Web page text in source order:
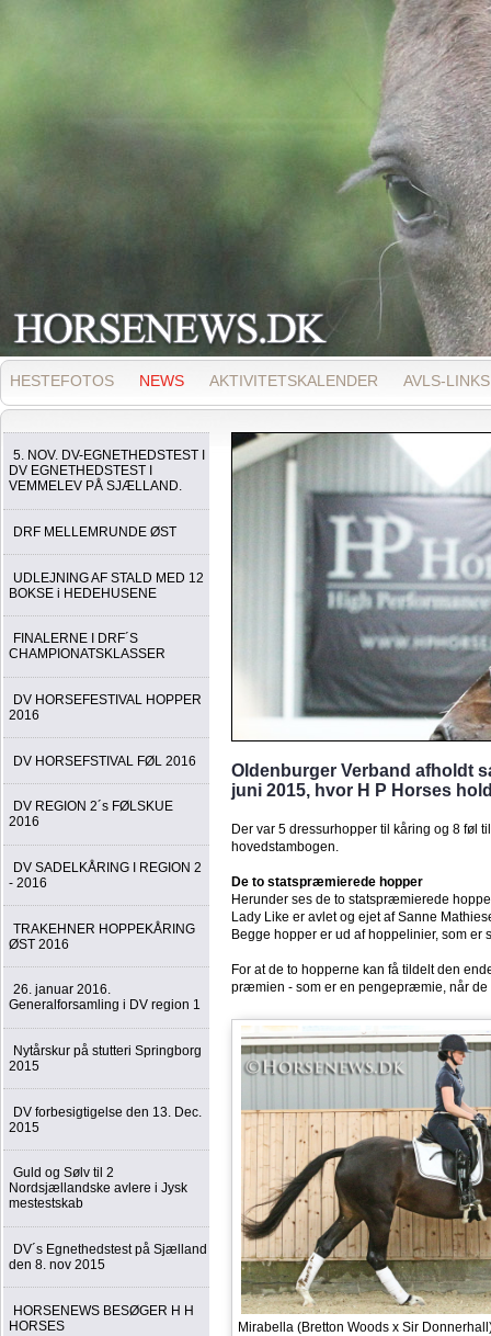
HESTEFOTOS NEWS AKTIVITETSKALENDER AVLS-LINKS
5. NOV. DV-EGNETHEDSTEST I
DV EGNETHEDSTEST I
VEMMELEV PÅ SJÆLLAND.
DRF MELLEMRUNDE ØST
UDLEJNING AF STALD MED 12
BOKSE i HEDEHUSENE
FINALERNE I DRF´S
CHAMPIONATSKLASSER
DV HORSEFESTIVAL HOPPER
2016
DV HORSEFSTIVAL FØL 2016
DV REGION 2´s FØLSKUE
2016
DV SADELKÅRING I REGION 2
- 2016
TRAKEHNER HOPPEKÅRING
ØST 2016
26. januar 2016.
Generalforsamling i DV region 1
Nytårskur på stutteri Springborg
2015
DV forbesigtigelse den 13. Dec.
2015
Guld og Sølv til 2
Nordsjællandske avlere i Jysk
mestestskab
DV´s Egnethedstest på Sjælland
den 8. nov 2015
HORSENEWS BESØGER H H
HORSES
Oldenburger Verband afholdt
juni 2015, hvor H P Horses
Der var 5 dressurhopper til kåring og 8 føl
hovedstambogen.
De to statspræmierede hopper
Herunder ses de to statspræmierede
Lady Like er avlet og ejet af Sanne
Begge hopper er ud af hoppelinier, som
For at de to hopperne kan få tildelt den
præmien - som er en pengepræmie, når de
Mirabella (Bretton Woods x Sir